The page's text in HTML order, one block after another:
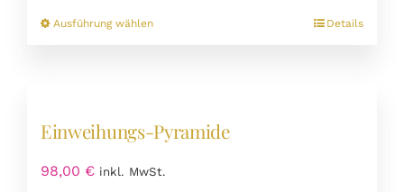
Ausführung wählenDieses
auf.
Optionen
Details
Einweihungs-Pyramide
98,00 € inkl. MwSt.